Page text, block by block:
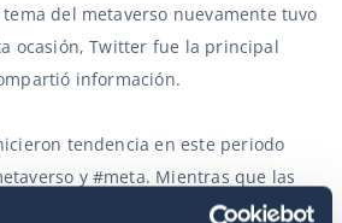
del metaverso nuevamente tuvo
ocasión, Twitter fue la principal
información.
tendencia en este periodo
y #meta. Mientras que las
por los usuarios en sus